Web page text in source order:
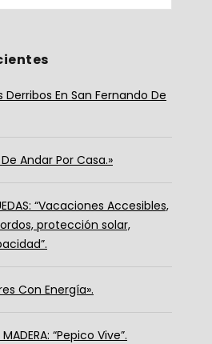
Derribos En San Fernando De
De Andar Por Casa.»
“Vacaciones Accesibles,
protección solar,
Con Energía».
“Pepico Vive”.